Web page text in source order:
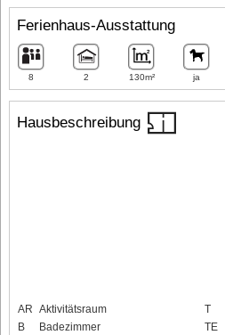
Hausbeschreibung
AR Aktivitätsraum
B
Badezimmer
T
TE
Ferienhaus-Ausstattung
8 2 130m² ja